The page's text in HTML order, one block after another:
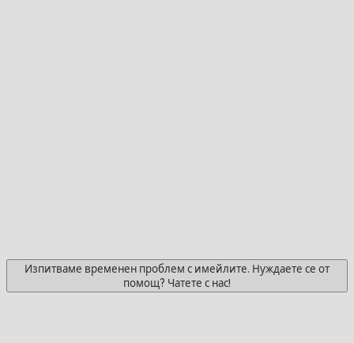
Изпитваме временен проблем с имейлите. Нуждаете се от
помощ? Чатете с нас!